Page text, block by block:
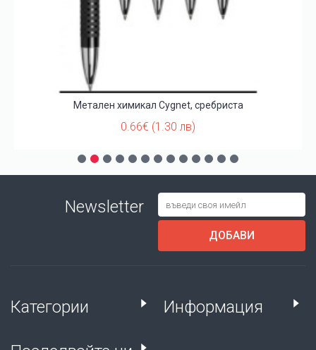
Метален химикал Cygnet, сребриста
0.66€ (1.30 лв)
Newsletter
ДОБАВИ
Категории Информация